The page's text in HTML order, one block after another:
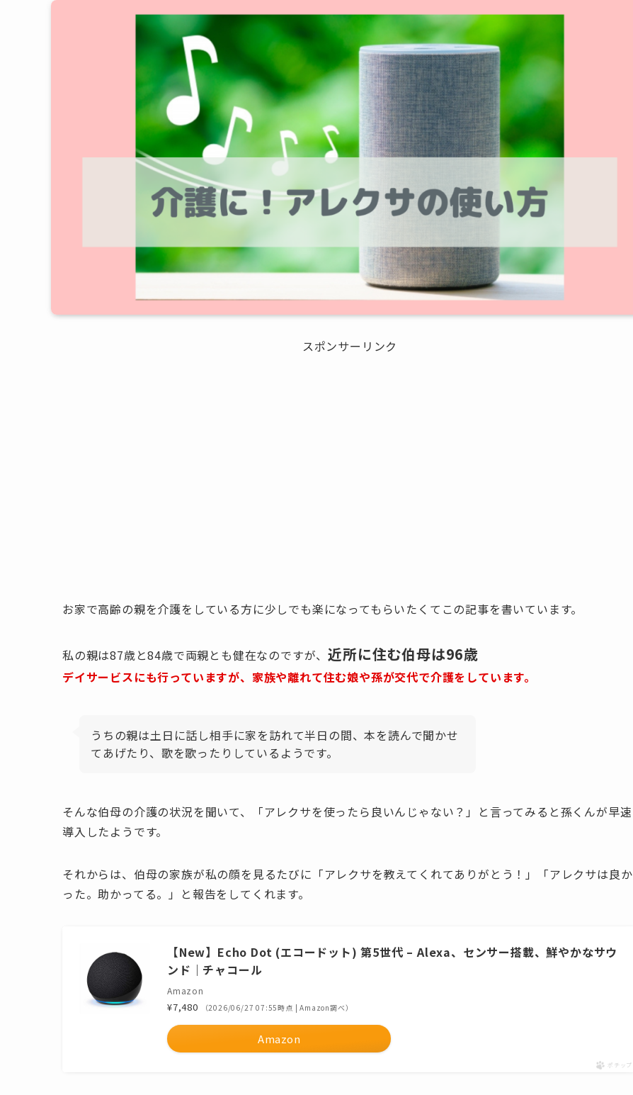
スポンサーリンク
お家で高齢の親を介護をしている方に少しでも楽になってもらいたくてこの記事を書いています。
私の親は87歳と84歳で両親とも健在なのですが、近所に住む伯母は96歳
デイサービスにも行っていますが、家族や離れて住む娘や孫が交代で介護をしています。
うちの親は土日に話し相手に家を訪れて半日の間、本を読んで聞かせ
てあげたり、歌を歌ったりしているようです。
そんな伯母の介護の状況を聞いて、「アレクサを使ったら良いんじゃない？」と言ってみると孫くんが早速
導入したようです。
それからは、伯母の家族が私の顔を見るたびに「アレクサを教えてくれてありがとう！」「アレクサは良か
った。助かってる。」と報告をしてくれます。
【New】Echo Dot (エコードット) 第5世代 – Alexa、センサー搭載、鮮やかなサウ
ンド｜チャコール
Amazon
¥7,480 （2026/06/27 07:55時点 | Amazon調べ）
Amazon
ポチップ